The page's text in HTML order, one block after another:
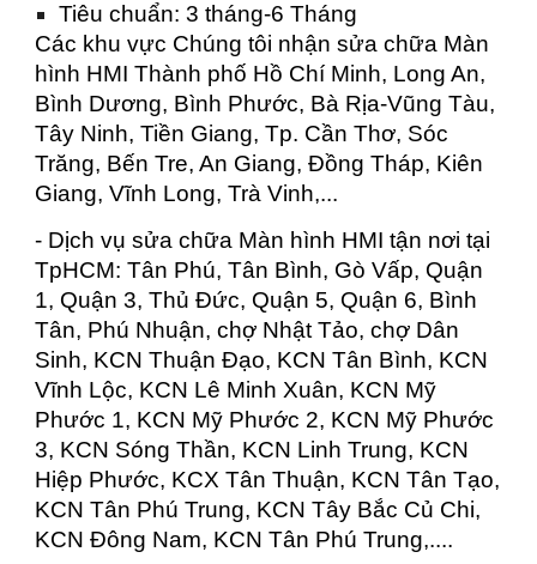
Tiêu chuẩn: 3 tháng-6 Tháng
Các khu vực Chúng tôi nhận sửa chữa Màn
hình HMI Thành phố Hồ Chí Minh, Long An,
Bình Dương, Bình Phước, Bà Rịa-Vũng Tàu,
Tây Ninh, Tiền Giang, Tp. Cần Thơ, Sóc
Trăng, Bến Tre, An Giang, Đồng Tháp, Kiên
Giang, Vĩnh Long, Trà Vinh,...
- Dịch vụ sửa chữa Màn hình HMI tận nơi tại
TpHCM: Tân Phú, Tân Bình, Gò Vấp, Quận
1, Quận 3, Thủ Đức, Quận 5, Quận 6, Bình
Tân, Phú Nhuận, chợ Nhật Tảo, chợ Dân
Sinh, KCN Thuận Đạo, KCN Tân Bình, KCN
Vĩnh Lộc, KCN Lê Minh Xuân, KCN Mỹ
Phước 1, KCN Mỹ Phước 2, KCN Mỹ Phước
3, KCN Sóng Thần, KCN Linh Trung, KCN
Hiệp Phước, KCX Tân Thuận, KCN Tân Tạo,
KCN Tân Phú Trung, KCN Tây Bắc Củ Chi,
KCN Đông Nam, KCN Tân Phú Trung,....